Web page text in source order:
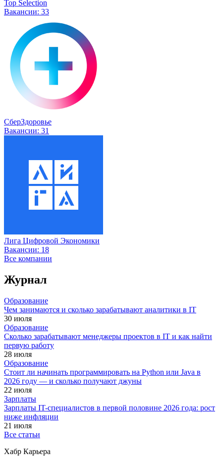
Top Selection
Вакансии: 33
СберЗдоровье
Вакансии: 31
Лига Цифровой Экономики
Вакансии: 18
Все компании
Журнал
Образование
Чем занимаются и сколько зарабатывают аналитики в IT
30 июля
Образование
Сколько зарабатывают менеджеры проектов в IT и как найти
первую работу
28 июля
Образование
Стоит ли начинать программировать на Python или Java в
2026 году — и сколько получают джуны
22 июля
Зарплаты
Зарплаты IT-специалистов в первой половине 2026 года: рост
ниже инфляции
21 июля
Все статьи
Хабр Карьера